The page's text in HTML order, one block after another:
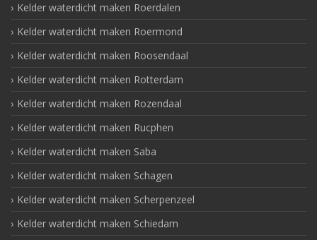
Kelder waterdicht maken Roerdalen
Kelder waterdicht maken Roermond
Kelder waterdicht maken Roosendaal
Kelder waterdicht maken Rotterdam
Kelder waterdicht maken Rozendaal
Kelder waterdicht maken Rucphen
Kelder waterdicht maken Saba
Kelder waterdicht maken Schagen
Kelder waterdicht maken Scherpenzeel
Kelder waterdicht maken Schiedam